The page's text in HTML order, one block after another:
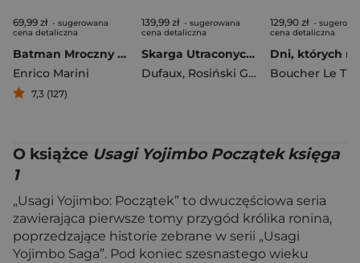
69,99 zł - sugerowana
cena detaliczna
Batman Mroczny książę z bajki
Enrico Marini
7,3 (127)
139,99 zł - sugerowana
cena detaliczna
Skarga Utraconych Ziem
Dufaux, Rosiński Grzegorz
129,90 zł -
cena detaliczna
O książce Usagi Yojimbo Początek księga
1
„Usagi Yojimbo: Początek” to dwuczęściowa seria
zawierająca pierwsze tomy przygód królika ronina,
poprzedzające historie zebrane w serii „Usagi
Yojimbo Saga”. Pod koniec szesnastego wieku